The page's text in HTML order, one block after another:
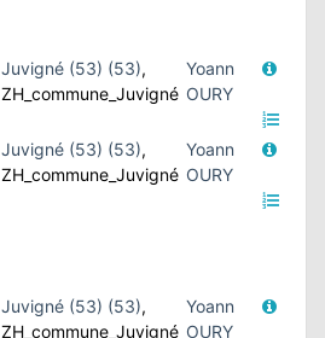
Juvigné (53) (53),
ZH_commune_Juvigné
Yoann
OURY
Juvigné (53) (53),
ZH_commune_Juvigné
Yoann
OURY
Juvigné (53) (53),
ZH_commune_Juvigné
Yoann
OURY